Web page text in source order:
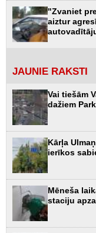
"Zvaniet
aiztur
JAUNIE RAKSTI
Vai tiešām
dažiem
Kārļa
ierīkos
Mēneša
staciju